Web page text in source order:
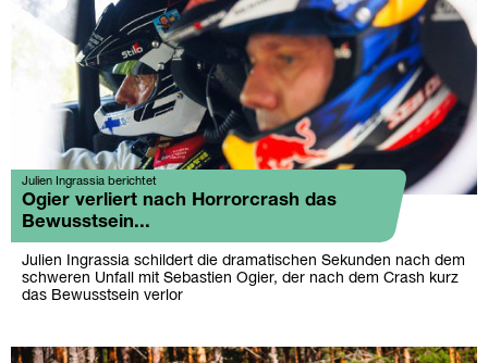
Julien Ingrassia berichtet
Ogier verliert nach Horrorcrash das
Bewusstsein...
Julien Ingrassia schildert die dramatischen Sekunden nach dem
schweren Unfall mit Sebastien Ogier, der nach dem Crash kurz
das Bewusstsein verlor